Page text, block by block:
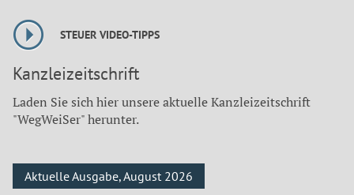
STEUER VIDEO-TIPPS
Kanzleizeitschrift
Laden Sie sich hier unsere aktuelle Kanzleizeitschrift
"WegWeiSer" herunter.
Aktuelle Ausgabe, August 2026